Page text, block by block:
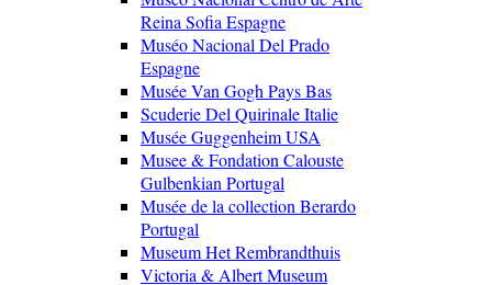
Reina Sofia Espagne
Muséo Nacional Del Prado
Espagne
Musée Van Gogh Pays Bas
Scuderie Del Quirinale Italie
Musée Guggenheim USA
Musee & Fondation Calouste
Gulbenkian Portugal
Musée de la collection Berardo
Portugal
Museum Het Rembrandthuis
Victoria & Albert Museum